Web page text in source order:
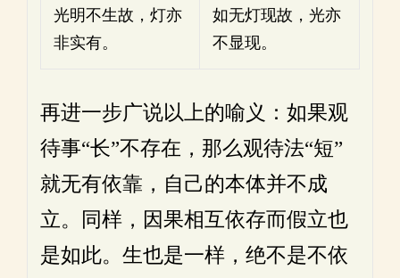
光明不生故，灯亦
非实有。
如无灯现故，光亦
不显现。
再进一步广说以上的喻义：如果观
待事“长”不存在，那么观待法“短”
就无有依靠，自己的本体并不成
立。同样，因果相互依存而假立也
是如此。生也是一样，绝不是不依